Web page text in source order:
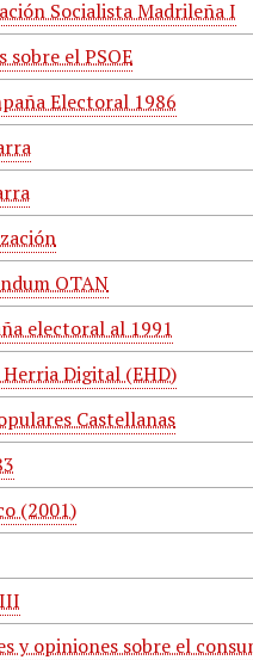
Socialista Madrileña I
el PSOE
Electoral 1986
OTAN
electoral al 1991
Digital (EHD)
Castellanas
(2001)
y opiniones sobre el